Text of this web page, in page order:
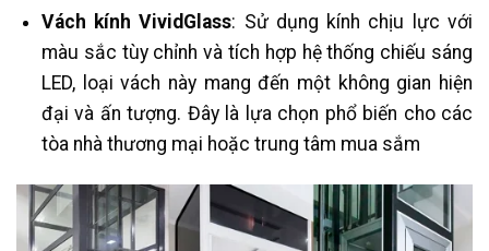
Vách kính VividGlass: Sử dụng kính chịu lực với
màu sắc tùy chỉnh và tích hợp hệ thống chiếu sáng
LED, loại vách này mang đến một không gian hiện
đại và ấn tượng. Đây là lựa chọn phổ biến cho các
tòa nhà thương mại hoặc trung tâm mua sắm​